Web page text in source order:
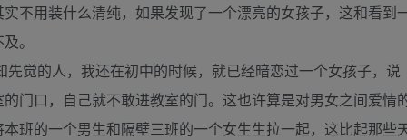
不用装什么清纯，如果发现了一个漂亮的女孩子，这和看到
。
觉的人，我还在初中的时候，就已经暗恋过一个女孩子，说
门口，自己就不敢进教室的门。这也许算是对男女之间爱情
班的一个男生和隔壁三班的一个女生生拉一起，这比起那些